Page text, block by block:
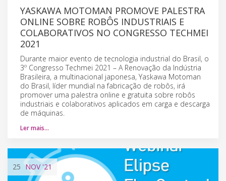
YASKAWA MOTOMAN PROMOVE PALESTRA
ONLINE SOBRE ROBÔS INDUSTRIAIS E
COLABORATIVOS NO CONGRESSO TECHMEI
2021
Durante maior evento de tecnologia industrial do Brasil, o
3º Congresso Techmei 2021 – A Renovação da Indústria
Brasileira, a multinacional japonesa, Yaskawa Motoman
do Brasil, líder mundial na fabricação de robôs, irá
promover uma palestra online e gratuita sobre robôs
industriais e colaborativos aplicados em carga e descarga
de máquinas.
Ler mais…
25 NOV'21